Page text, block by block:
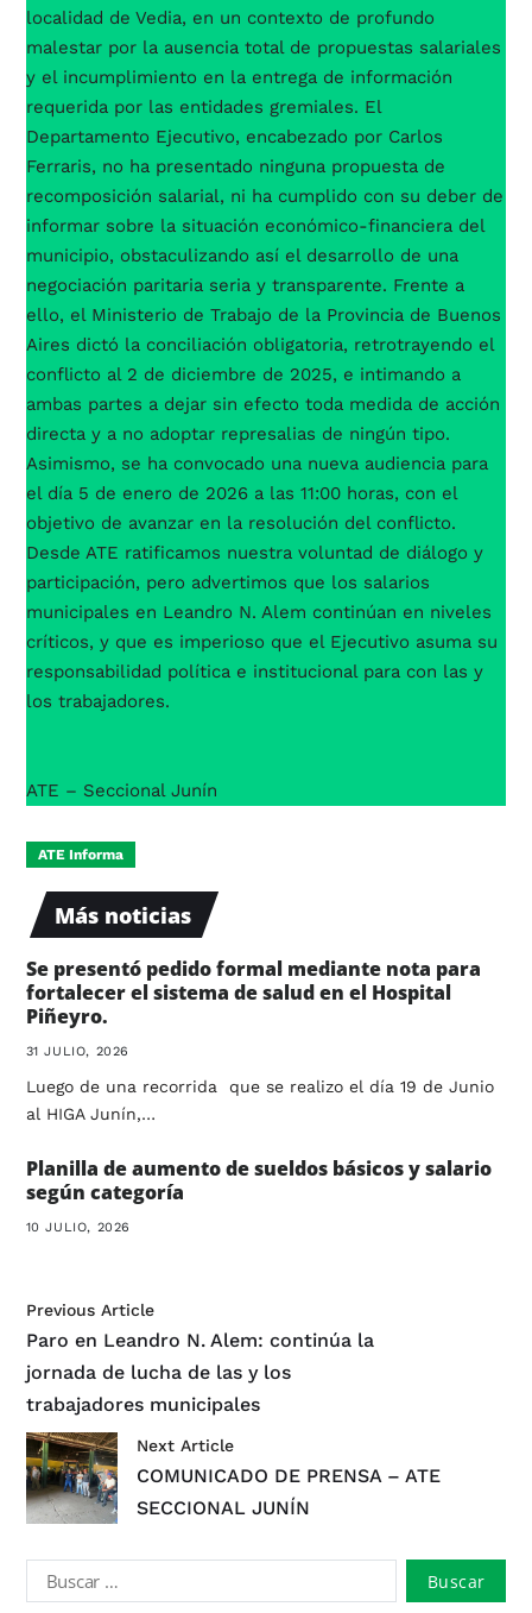
localidad de Vedia, en un contexto de profundo
malestar por la ausencia total de propuestas salariales
y el incumplimiento en la entrega de información
requerida por las entidades gremiales. El
Departamento Ejecutivo, encabezado por Carlos
Ferraris, no ha presentado ninguna propuesta de
recomposición salarial, ni ha cumplido con su deber de
informar sobre la situación económico-financiera del
municipio, obstaculizando así el desarrollo de una
negociación paritaria seria y transparente. Frente a
ello, el Ministerio de Trabajo de la Provincia de Buenos
Aires dictó la conciliación obligatoria, retrotrayendo el
conflicto al 2 de diciembre de 2025, e intimando a
ambas partes a dejar sin efecto toda medida de acción
directa y a no adoptar represalias de ningún tipo.
Asimismo, se ha convocado una nueva audiencia para
el día 5 de enero de 2026 a las 11:00 horas, con el
objetivo de avanzar en la resolución del conflicto.
Desde ATE ratificamos nuestra voluntad de diálogo y
participación, pero advertimos que los salarios
municipales en Leandro N. Alem continúan en niveles
críticos, y que es imperioso que el Ejecutivo asuma su
responsabilidad política e institucional para con las y
los trabajadores.
ATE – Seccional Junín
ATE Informa
Más noticias
Se presentó pedido formal mediante nota para
fortalecer el sistema de salud en el Hospital
Piñeyro.
31 JULIO, 2026
Luego de una recorrida que se realizo el día 19 de Junio
al HIGA Junín,…
Planilla de aumento de sueldos básicos y salario
según categoría
10 JULIO, 2026
Previous Article
Paro en Leandro N. Alem: continúa la
jornada de lucha de las y los
trabajadores municipales
Next Article
COMUNICADO DE PRENSA – ATE
SECCIONAL JUNÍN